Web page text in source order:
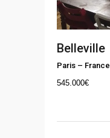
Belleville
Paris – France
545.000€